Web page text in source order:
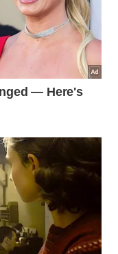
1919, o
mais antigos da
Amado,
conhecido por
o local onde o
Gabriela.